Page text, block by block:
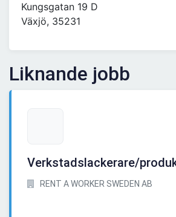
Kungsgatan 19 D
Växjö, 35231
Liknande jobb
Verkstadslackerare/
RENT A WORKER SWEDEN AB